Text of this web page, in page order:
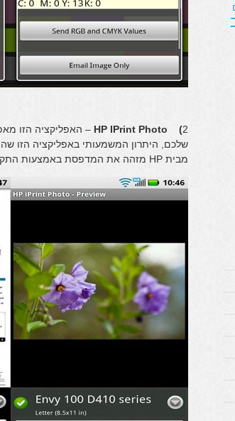
2
) HP IPrint Photo
שלכם, היתרון המשמעותי באפליקציה הזו
מבית HP מזהה את המדפסת באמצעות התקן ה-WI-FI ומדפיסה את המסמך הרצוי.